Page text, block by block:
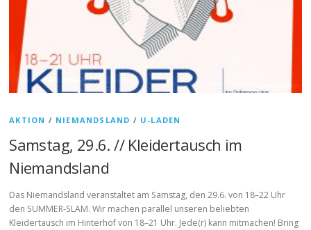
AKTION / NIEMANDSLAND / U-LADEN
Samstag, 29.6. // Kleidertausch im
Niemandsland
Das Niemandsland veranstaltet am Samstag, den 29.6. von 18–22 Uhr
den SUMMER-SLAM. Wir machen parallel unseren beliebten
Kleidertausch im Hinterhof von 18–21 Uhr. Jede(r) kann mitmachen! Bring